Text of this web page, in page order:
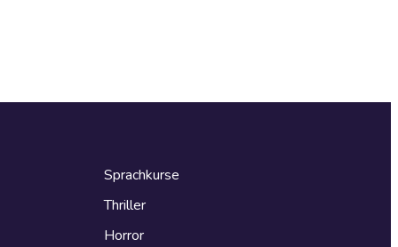
Sprachkurse
Thriller
Horror